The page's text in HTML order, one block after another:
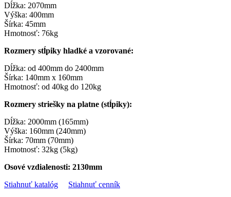
Dĺžka: 2070mm
Výška: 400mm
Šírka: 45mm
Hmotnosť: 76kg
Rozmery stĺpiky hladké a vzorované:
Dĺžka: od 400mm do 2400mm
Šírka: 140mm x 160mm
Hmotnosť: od 40kg do 120kg
Rozmery striešky na platne (stĺpiky):
Dĺžka: 2000mm (165mm)
Výška: 160mm (240mm)
Šírka: 70mm (70mm)
Hmotnosť: 32kg (5kg)
Osové vzdialenosti: 2130mm
Stiahnuť katalóg
Stiahnuť cenník